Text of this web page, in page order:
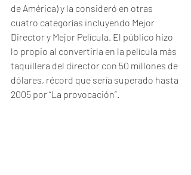
de América) y la consideró en otras
cuatro categorías incluyendo Mejor
Director y Mejor Película. El público hizo
lo propio al convertirla en la película más
taquillera del director con 50 millones de
dólares, récord que sería superado hasta
2005 por “La provocación”.